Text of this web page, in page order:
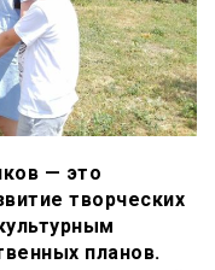
— это
творческих
планов.